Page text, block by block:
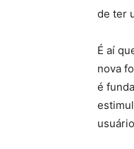
de ter
É aí
nova
é